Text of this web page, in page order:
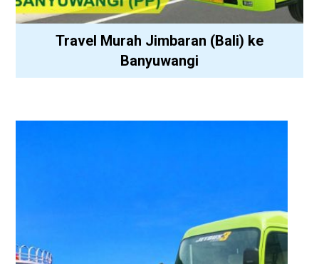
Travel Murah Jimbaran (Bali) ke
Banyuwangi